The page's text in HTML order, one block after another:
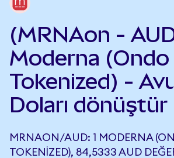
(MRNAon -
Moderna (Ondo
Tokenized) -
Doları dönüştür
MRNAON/AUD: 1 MODERNA
TOKENIZED), 84,5333 AUD